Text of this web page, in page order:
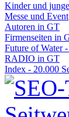
Kinder und
Messe und Event
Autoren in GT
Firmenseiten in
Future of Water
RADIO in GT
Index - 20.000